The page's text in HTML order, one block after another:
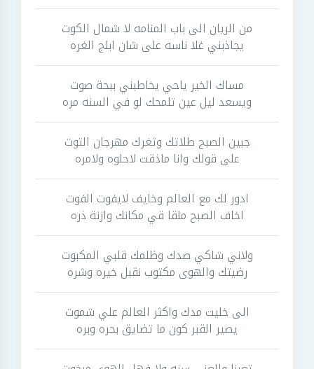
من الريان الى باب المنامه لا شمال الكوت
يجاذبني غلا ناسه على شان ابلج الغره
مساك الخير ياحي يخاطبني ببحة صوت
ويسعد ليل عين تلمحك لو في السنه مره
جبين الصبح طلاتك وثغرك مهرجان التوت
على قولك وانا ماذقت لاحلوه ولامره
ادور لك مع العالم وخايف لايفوت الفوت
اخاف الصبح ملقا قي مكانك وازنة ذره
ولاني شاكي صدك وظلمك قلبي المكبوت
رضيتك والهوى مكتوب نقبل خيره وشره
الى خليت مدك واكثر العالم علي شموت
يصير القبر كون ما تضايق بحره وبره